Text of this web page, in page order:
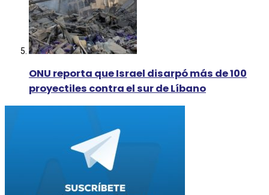
ONU reporta que Israel disarpó más de 100
proyectiles contra el sur de Líbano